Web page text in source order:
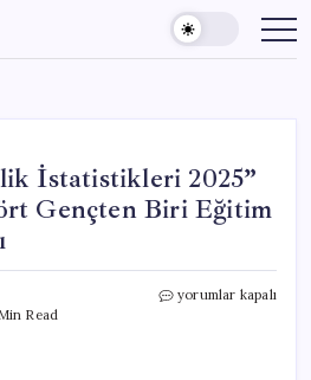
İstatistikleri 2025”
Gençten Biri Eğitim
Read
TÜİK’in
yorumlar kapalı